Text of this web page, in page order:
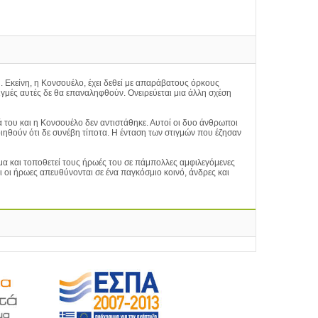
η Κονσουέλο, έχει δεθεί με απαράβατους όρκους
αυτές δε θα επαναληφθούν. Ονειρεύεται μια άλλη σχέση
και η Κονσουέλο δεν αντιστάθηκε. Αυτοί οι δυο άνθρωποι
ότι δε συνέβη τίποτα. Η ένταση των στιγμών που έζησαν
και τοποθετεί τους ήρωές του σε πάμπολλες αμφιλεγόμενες
ήρωες απευθύνονται σε ένα παγκόσμιο κοινό, άνδρες και